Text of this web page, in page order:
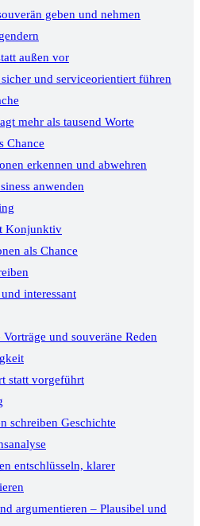
geben und nehmen
außen vor
sicher und serviceorientiert führen
mehr als tausend Worte
Chance
erkennen und abwehren
anwenden
Konjunktiv
als Chance
interessant
Vorträge und souveräne Reden
statt vorgeführt
schreiben Geschichte
entschlüsseln, klarer
argumentieren – Plausibel und